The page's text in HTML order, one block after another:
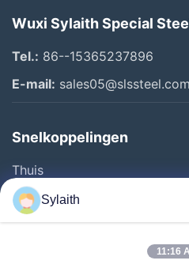
Wuxi Sylaith Special
Tel.: 86--15365237896
E-mail: sales05@slssteel.com
Snelkoppelingen
Thuis
Producten
Videos
Sylaith
11:16